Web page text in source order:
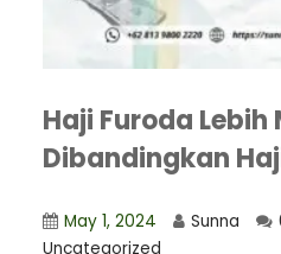
Haji Furoda Lebih
Dibandingkan
May 1, 2024 Sunna
Uncategorized